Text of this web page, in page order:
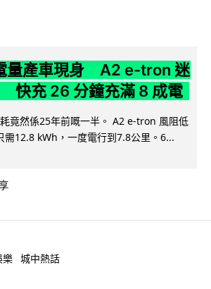
量產車現身 A2 e-tron 迷
快充 26 分鐘充滿 8 成電
竟然係25年前嘅一半。 A2 e-tron 風阻低
需12.8 kWh，一度電行到7.8公里。6...
樂 城中熱話